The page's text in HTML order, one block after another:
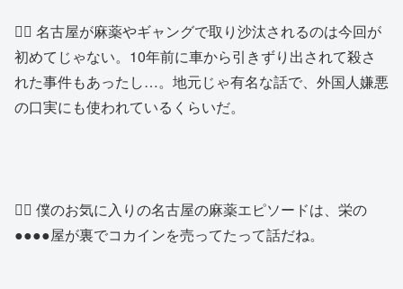
👱‍♂️ 名古屋が麻薬やギャングで取り沙汰されるのは今回が
初めてじゃない。10年前に車から引きずり出されて殺さ
れた事件もあったし…。地元じゃ有名な話で、外国人嫌悪
の口実にも使われているくらいだ。
👱‍♂️ 僕のお気に入りの名古屋の麻薬エピソードは、栄の
●●●●屋が裏でコカインを売ってたって話だね。